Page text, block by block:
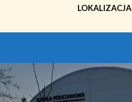
LOKALIZACJA